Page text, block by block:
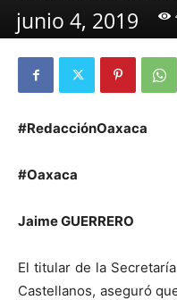
junio 4, 2019
#RedacciónOaxaca
#Oaxaca
Jaime GUERRERO
El titular de la
Castellanos, aseguró